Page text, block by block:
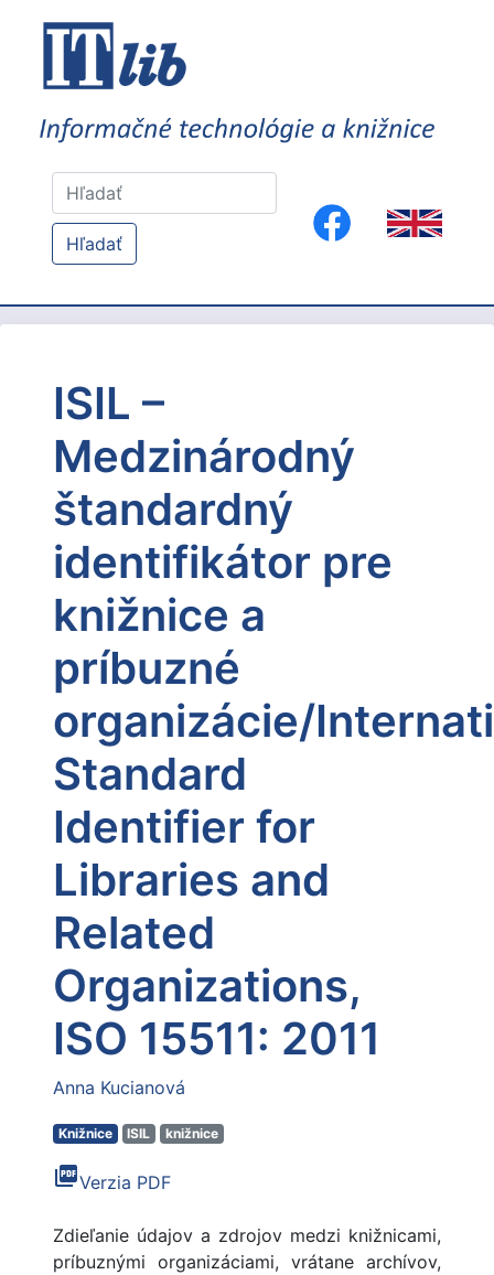
Hľadať
ISIL –
Medzinárodný
štandardný
identifikátor pre
knižnice a
príbuzné
organizácie/
Standard
Identifier for
Libraries and
Related
Organizations,
ISO 15511: 2011
Anna Kucianová
Knižnice ISIL knižnice
picture_as_pdfVerzia PDF
Zdieľanie údajov a zdrojov medzi knižnicami,
príbuznými organizáciami, vrátane archívov,